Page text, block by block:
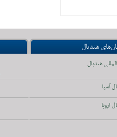
هندبال
هندبال
آسیا
اروپا